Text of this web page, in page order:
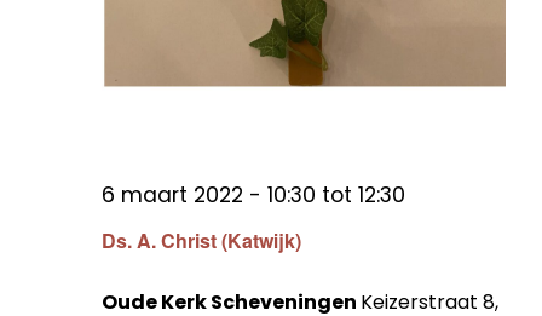
Ds. A. Christ (Katwijk)
6 maart 2022 - 10:30 tot 12:30
Oude Kerk Scheveningen Keizerstraat 8,